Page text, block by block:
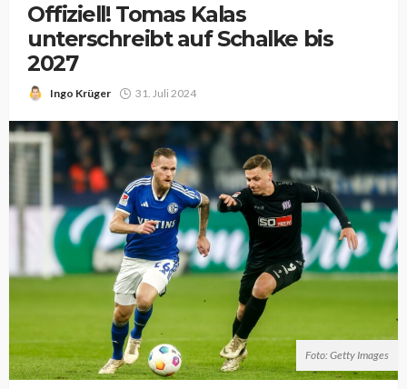
Offiziell! Tomas Kalas
unterschreibt auf Schalke bis
2027
Ingo Krüger 31. Juli 2024
Foto: Getty Images